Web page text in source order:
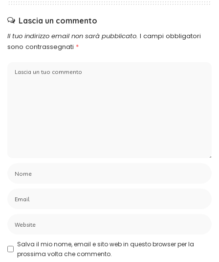
Lascia un commento
Il tuo indirizzo email non sarà pubblicato. I campi obbligatori
sono contrassegnati *
Salva il mio nome, email e sito web in questo browser per la
prossima volta che commento.